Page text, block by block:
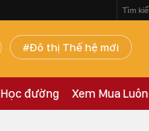
Đô thị Thế hệ mới
Học đường Xem Mua Luôn